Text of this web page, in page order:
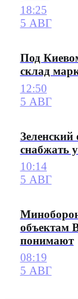
18:25
5 АВГ
Под
склад
12:50
5 АВГ
снабжать
10:14
5 АВГ
объектам
понимают
08:19
5 АВГ